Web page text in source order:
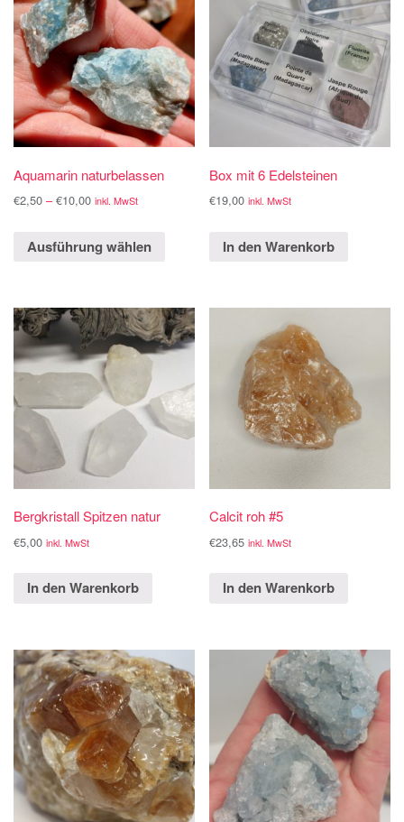
Aquamarin naturbelassen
€2,50 –€10,00 inkl. MwSt
Ausführung wählen
Box mit 6 Edelsteinen
€19,00 inkl. MwSt
In den Warenkorb
Bergkristall Spitzen natur
€5,00 inkl. MwSt
In den Warenkorb
Calcit roh #5
€23,65 inkl. MwSt
In den Warenkorb